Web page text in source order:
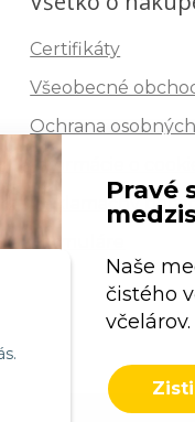
Certifikáty
Všeobecné
Ochrana
Informácie o
Reklamačný
Formuláre
Pravé
Naše
čistého
včelárov.